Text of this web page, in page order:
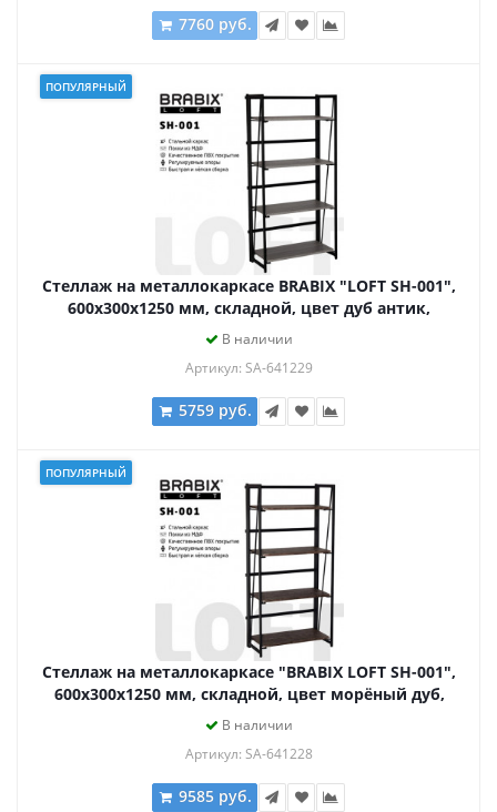
7760 руб.
ПОПУЛЯРНЫЙ
Стеллаж на металлокаркасе BRABIX "LOFT SH-001",
600х300х1250 мм, складной, цвет дуб антик,
641229
В наличии
Артикул: SA-641229
5759 руб.
ПОПУЛЯРНЫЙ
Стеллаж на металлокаркасе "BRABIX LOFT SH-001",
600х300х1250 мм, складной, цвет морёный дуб,
641228
В наличии
Артикул: SA-641228
9585 руб.